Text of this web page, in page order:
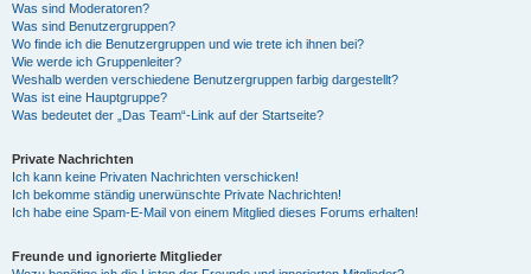
Was sind Moderatoren?
Was sind Benutzergruppen?
Wo finde ich die Benutzergruppen und wie trete ich ihnen bei?
Wie werde ich Gruppenleiter?
Weshalb werden verschiedene Benutzergruppen farbig dargestellt?
Was ist eine Hauptgruppe?
Was bedeutet der „Das Team“-Link auf der Startseite?
Private Nachrichten
Ich kann keine Privaten Nachrichten verschicken!
Ich bekomme ständig unerwünschte Private Nachrichten!
Ich habe eine Spam-E-Mail von einem Mitglied dieses Forums erhalten!
Freunde und ignorierte Mitglieder